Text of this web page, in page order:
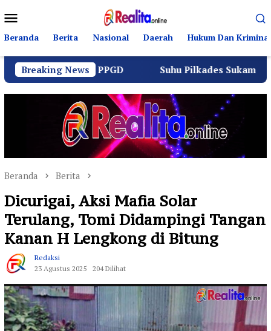
ke
kontenMobile
Beranda Berita Nasional Daerah Hukum Dan Kriminal
Breaking News
dan PPGD Suhu Pilkades Sukamulya Memanas,
Beranda Berita
Dicurigai, Aksi Mafia Solar
Terulang, Tomi Didampingi Tangan
Kanan H Lengkong di Bitung
Redaksi
23 Agustus 2025
204 Dilihat